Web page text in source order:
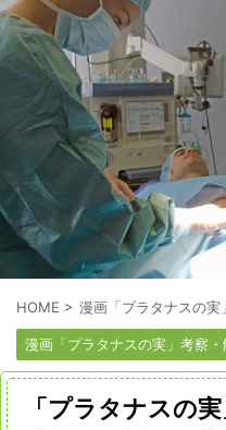
HOME > 漫画「プラタナスの実
漫画「プラタナスの実」考察・
「プラタナスの